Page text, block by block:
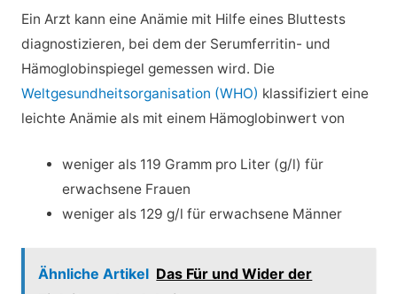
Ein Arzt kann eine Anämie mit Hilfe eines Bluttests
diagnostizieren, bei dem der Serumferritin- und
Hämoglobinspiegel gemessen wird. Die
Weltgesundheitsorganisation (WHO) klassifiziert eine
leichte Anämie als mit einem Hämoglobinwert von
weniger als 119 Gramm pro Liter (g/l) für
erwachsene Frauen
weniger als 129 g/l für erwachsene Männer
Ähnliche Artikel Das Für und Wider der